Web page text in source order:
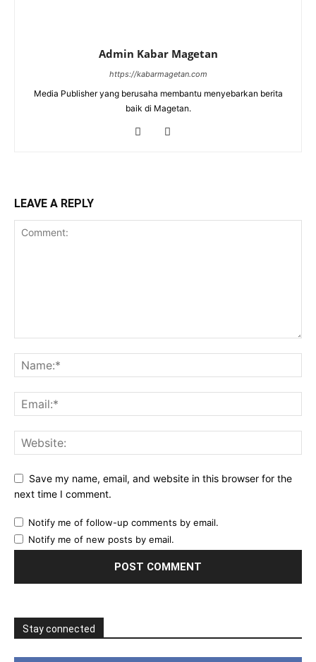
Admin Kabar Magetan
https://kabarmagetan.com
Media Publisher yang berusaha membantu menyebarkan berita
baik di Magetan.
LEAVE A REPLY
Save my name, email, and website in this browser for the
next time I comment.
Notify me of follow-up comments by email.
Notify me of new posts by email.
Stay connected